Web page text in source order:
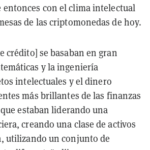
con el clima intelectual
de las criptomonedas de hoy.
crédito] se basaban en gran
y la ingeniería
intelectuales y el dinero
más brillantes de las finanzas
estaban liderando una
creando una clase de activos
utilizando un conjunto de